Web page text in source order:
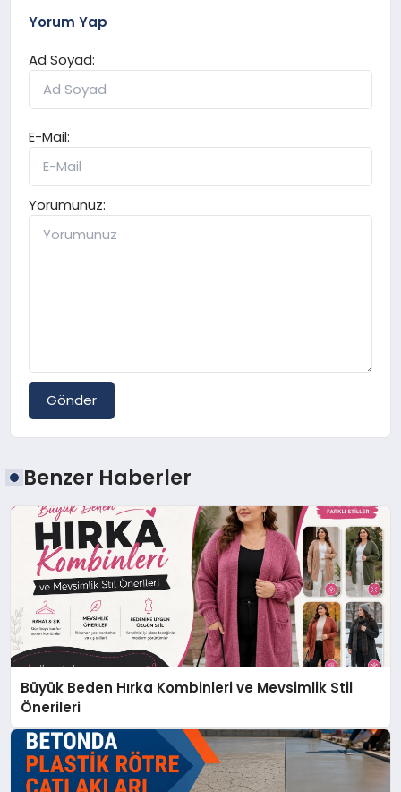
Yorum Yap
Ad Soyad:
E-Mail:
Yorumunuz:
Gönder
Benzer Haberler
Büyük Beden Hırka Kombinleri ve Mevsimlik Stil
Önerileri